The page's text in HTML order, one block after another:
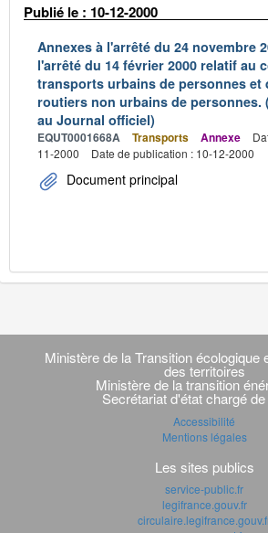
Publié le : 10-12-2000
Annexes à l'arrêté du 24 novembre
l'arrêté du 14 février 2000 relatif au
transports urbains de personnes et
routiers non urbains de personnes.
au Journal officiel)
EQUT0001668A Transports Annexe
11-2000
Date de publication : 10-12-2000
Document principal
Navigation
transverse
Ministère de la Transition écologique
des territoires
Ministère de la transition
Secrétariat d'état chargé
Accessibilité
Mentions légales
Les sites publics
service-public.fr
legifrance.gouv.fr